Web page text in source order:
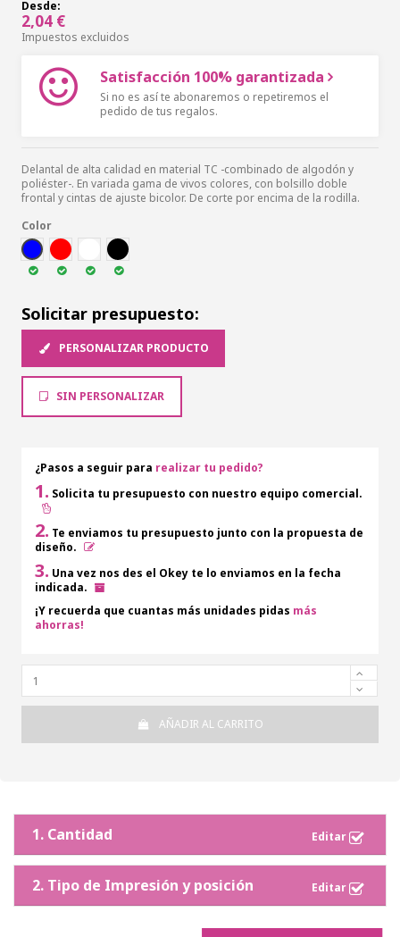
Desde:
2,04 €
Impuestos excluidos
Satisfacción 100% garantizada
Si no es así te abonaremos o repetiremos el
pedido de tus regalos.
Delantal de alta calidad en material TC -combinado de algodón y
poliéster-. En variada gama de vivos colores, con bolsillo doble
frontal y cintas de ajuste bicolor. De corte por encima de la rodilla.
Color
AZUL
ROJ BLA NEG
Solicitar presupuesto:
PERSONALIZAR PRODUCTO
SIN PERSONALIZAR
¿Pasos a seguir para realizar tu pedido?
1. Solicita tu presupuesto con nuestro equipo comercial.
2. Te enviamos tu presupuesto junto con la propuesta de
diseño.
3. Una vez nos des el Okey te lo enviamos en la fecha
indicada.
¡Y recuerda que cuantas más unidades pidas más
ahorras!
AÑADIR AL CARRITO
1. Cantidad
2. Tipo de Impresión y posición